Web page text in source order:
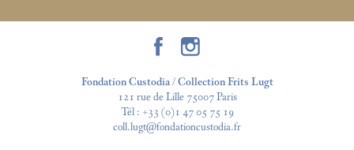
Fondation Custodia / Collection Frits Lugt
121 rue de Lille 75007 Paris
Tél : +33 (0)1 47 05 75 19
coll.lugt@fondationcustodia.fr